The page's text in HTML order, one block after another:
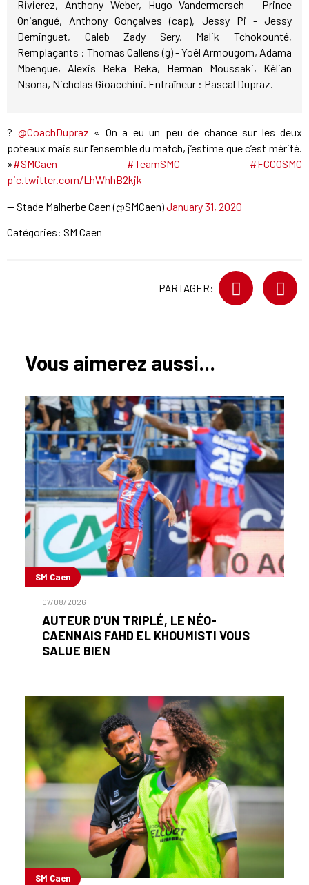
Rivierez, Anthony Weber, Hugo Vandermersch - Prince
Oniangué, Anthony Gonçalves (cap), Jessy Pi - Jessy
Deminguet, Caleb Zady Sery, Malik Tchokounté,
Remplaçants : Thomas Callens (g) - Yoël Armougom, Adama
Mbengue, Alexis Beka Beka, Herman Moussaki, Kélian
Nsona, Nicholas Gioacchini. Entraîneur : Pascal Dupraz.
? @CoachDupraz « On a eu un peu de chance sur les deux
poteaux mais sur l’ensemble du match, j’estime que c’est mérité.
»#SMCaen #TeamSMC
#FCCOSMC
pic.twitter.com/LhWhhB2kjk
— Stade Malherbe Caen (@SMCaen)January 31, 2020
Catégories: SM Caen
PARTAGER:
Vous aimerez aussi...
SM Caen
07/08/2026
AUTEUR D’UN TRIPLÉ, LE NÉO-
CAENNAIS FAHD EL KHOUMISTI VOUS
SALUE BIEN
SM Caen